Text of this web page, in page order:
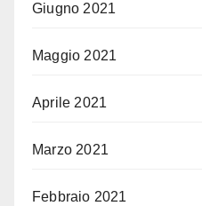
Giugno 2021
Maggio 2021
Aprile 2021
Marzo 2021
Febbraio 2021